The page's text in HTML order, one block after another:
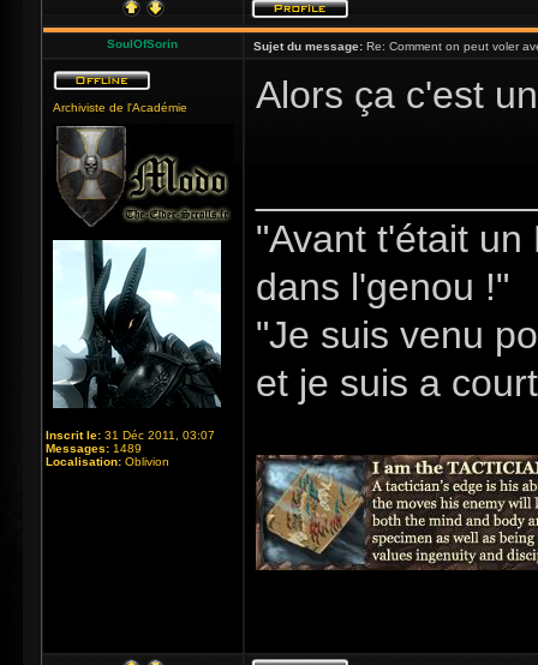
SoulOfSorin Sujet du message: Re: Comment on peut voler
Archiviste de l'Académie
Inscrit le: 31 Déc 2011, 03:07
Messages: 1489
Localisation: Oblivion
Alors ça c'est
"Avant t'était
dans l'genou !"
"Je suis venu
et je suis a